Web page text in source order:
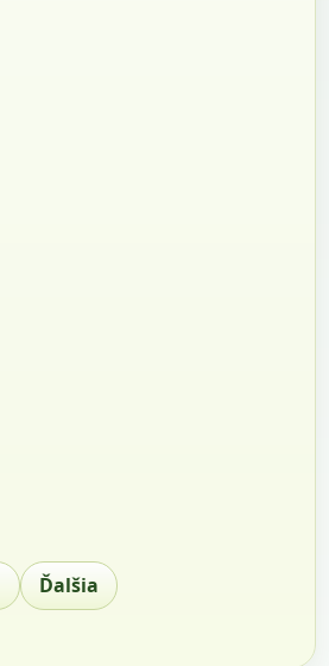
Ďalšia